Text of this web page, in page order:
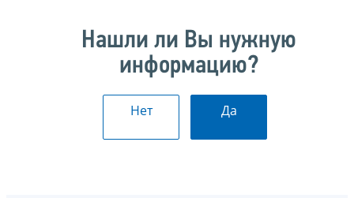
Нашли ли Вы нужную
информацию?
Нет Да